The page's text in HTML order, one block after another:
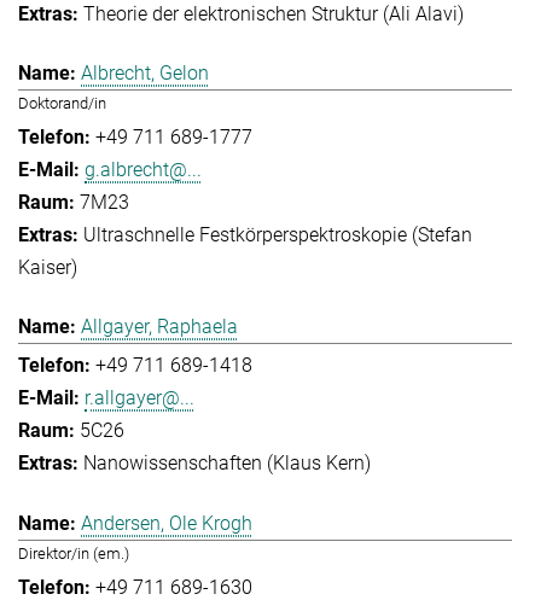
Theorie der elektronischen Struktur (Ali Alavi)
Albrecht, Gelon
Doktorand/in
+49 711 689-1777
g.albrecht@...
7M23
Ultraschnelle Festkörperspektroskopie (Stefan
Kaiser)
Allgayer, Raphaela
+49 711 689-1418
r.allgayer@...
5C26
Nanowissenschaften (Klaus Kern)
Andersen, Ole Krogh
Direktor/in (em.)
+49 711 689-1630